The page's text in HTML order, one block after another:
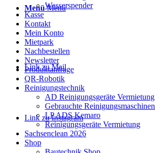
Menü Menü
Link zu Mail
Link zu Instagram
Wasserspender
Kasse
Kontakt
Mein Konto
Mietpark
Nachbestellen
Newsletter
Produktanfrage
QR-Robotik
Reinigungstechnik
AD Reinigungsgeräte Vermietung
Gebrauchte Reinigungsmaschinen
LP ADS Kemaro
Reinigungsgeräte Vermietung
Sachsenclean 2026
Shop